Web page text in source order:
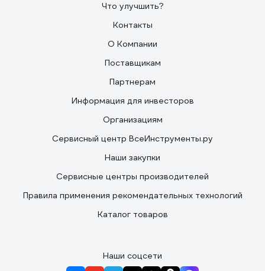
Что улучшить?
Контакты
О Компании
Поставщикам
Партнерам
Информация для инвесторов
Организациям
Сервисный центр ВсеИнструменты.ру
Наши закупки
Сервисные центры производителей
Правила применения рекомендательных технологий
Каталог товаров
Наши соцсети